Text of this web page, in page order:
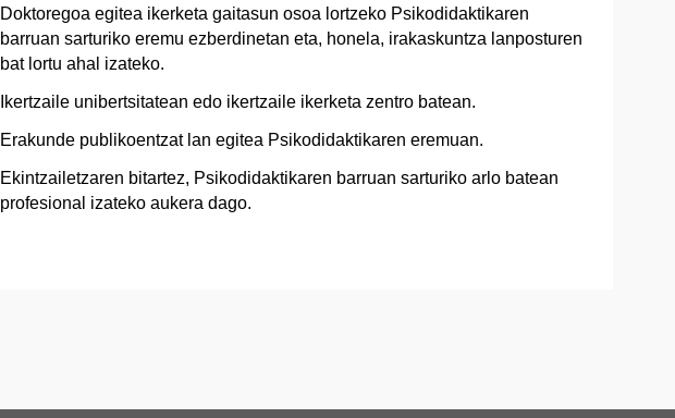
Doktoregoa egitea ikerketa gaitasun osoa lortzeko Psikodidaktikaren
barruan sarturiko eremu ezberdinetan eta, honela, irakaskuntza lanposturen
bat lortu ahal izateko.
Ikertzaile unibertsitatean edo ikertzaile ikerketa zentro batean.
Erakunde publikoentzat lan egitea Psikodidaktikaren eremuan.
Ekintzailetzaren bitartez, Psikodidaktikaren barruan sarturiko arlo batean
profesional izateko aukera dago.